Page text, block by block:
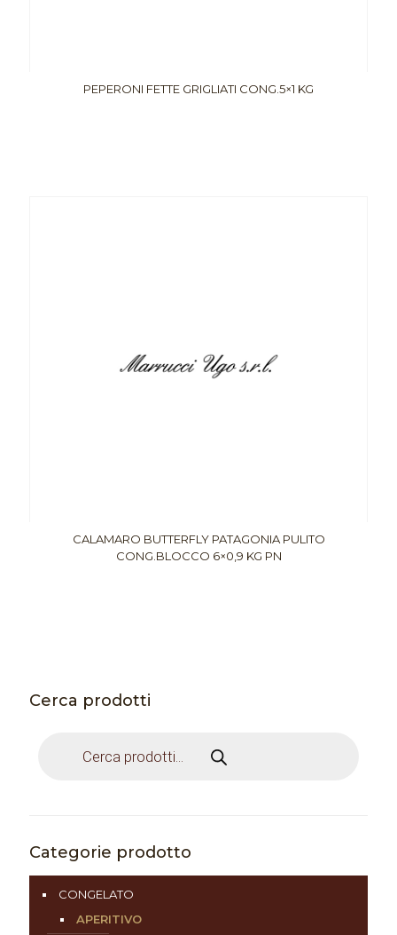
PEPERONI FETTE GRIGLIATI CONG.5×1 KG
CALAMARO BUTTERFLY PATAGONIA PULITO
CONG.BLOCCO 6×0,9 KG PN
Cerca prodotti
Categorie prodotto
CONGELATO
APERITIVO